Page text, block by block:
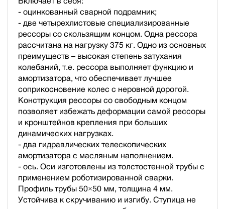
- оцинкованный сварной подрамник;
- две четырехлистовые специализированные
рессоры со скользящим концом. Одна рессора
рассчитана на нагрузку 375 кг. Одно из основных
преимуществ – высокая степень затухания
колебаний, т.е. рессора выполняет функцию и
амортизатора, что обеспечивает лучшее
соприкосновение колес с неровной дорогой.
Конструкция рессоры со свободным концом
позволяет избежать деформации самой рессоры
и кронштейнов крепления при больших
динамических нагрузках.
- два гидравлических телескопических
амортизатора с масляным наполнением.
- ось. Оси изготовлены из толстостенной трубы с
применением роботизированной сварки.
Профиль трубы 50×50 мм, толщина 4 мм.
Устойчива к скручиванию и изгибу. Ступица не